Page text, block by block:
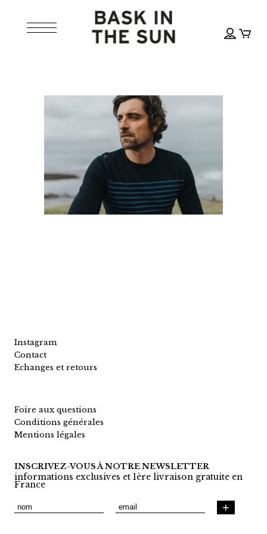
Instagram
Contact
Echanges et retours
Foire aux questions
Conditions générales
Mentions légales
INSCRIVEZ-VOUS À NOTRE NEWSLETTER
informations exclusives et 1ère livraison gratuite en
France